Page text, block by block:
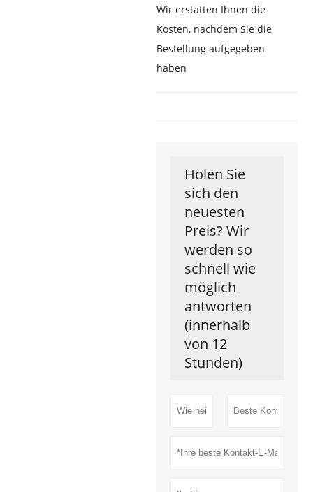
Wir erstatten Ihnen die
Kosten, nachdem Sie die
Bestellung aufgegeben
haben
Holen Sie
sich den
neuesten
Preis? Wir
werden so
schnell wie
möglich
antworten
(innerhalb
von 12
Stunden)